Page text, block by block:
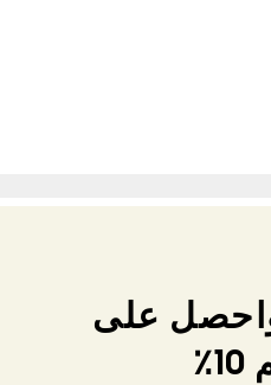
على